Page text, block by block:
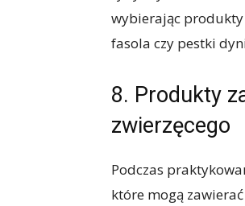
wybierając produkty
fasola czy pestki
8. Produkty
zwierzęcego
Podczas
które mogą